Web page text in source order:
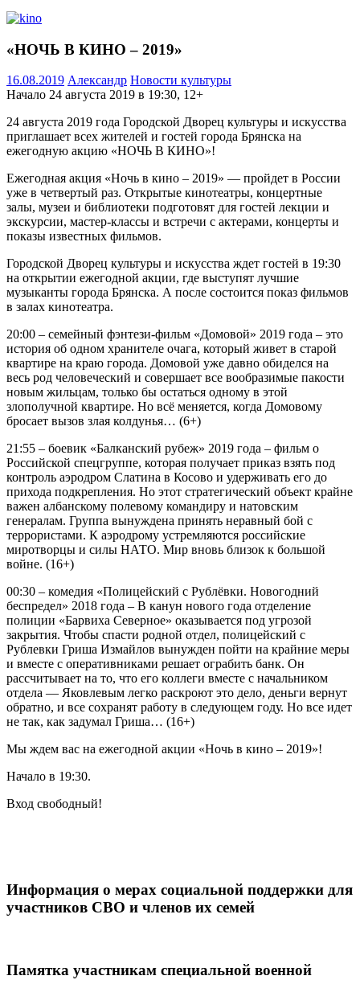
«НОЧЬ В КИНО – 2019»
16.08.2019 Александр Новости культуры
Начало 24 августа 2019 в 19:30, 12+
24 августа 2019 года Городской Дворец культуры и искусства
приглашает всех жителей и гостей города Брянска на
ежегодную акцию «НОЧЬ В КИНО»!
Ежегодная акция «Ночь в кино – 2019» — пройдет в России
уже в четвертый раз. Открытые кинотеатры, концертные
залы, музеи и библиотеки подготовят для гостей лекции и
экскурсии, мастер-классы и встречи с актерами, концерты и
показы известных фильмов.
Городской Дворец культуры и искусства ждет гостей в 19:30
на открытии ежегодной акции, где выступят лучшие
музыканты города Брянска. А после состоится показ фильмов
в залах кинотеатра.
20:00 – семейный фэнтези-фильм «Домовой» 2019 года – это
история об одном хранителе очага, который живет в старой
квартире на краю города. Домовой уже давно обиделся на
весь род человеческий и совершает все вообразимые пакости
новым жильцам, только бы остаться одному в этой
злополучной квартире. Но всё меняется, когда Домовому
бросает вызов злая колдунья… (6+)
21:55 – боевик «Балканский рубеж» 2019 года – фильм о
Российской спецгруппе, которая получает приказ взять под
контроль аэродром Слатина в Косово и удерживать его до
прихода подкрепления. Но этот стратегический объект крайне
важен албанскому полевому командиру и натовским
генералам. Группа вынуждена принять неравный бой с
террористами. К аэродрому устремляются российские
миротворцы и силы НАТО. Мир вновь близок к большой
войне. (16+)
00:30 – комедия «Полицейский с Рублёвки. Новогодний
беспредел» 2018 года – В канун нового года отделение
полиции «Барвиха Северное» оказывается под угрозой
закрытия. Чтобы спасти родной отдел, полицейский с
Рублевки Гриша Измайлов вынужден пойти на крайние меры
и вместе с оперативниками решает ограбить банк. Он
рассчитывает на то, что его коллеги вместе с начальником
отдела — Яковлевым легко раскроют это дело, деньги вернут
обратно, и все сохранят работу в следующем году. Но все идет
не так, как задумал Гриша… (16+)
Мы ждем вас на ежегодной акции «Ночь в кино – 2019»!
Начало в 19:30.
Вход свободный!
Информация о мерах социальной поддержки для
участников СВО и членов их семей
Памятка участникам специальной военной